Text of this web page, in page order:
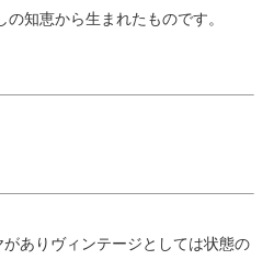
知恵から生まれたものです。
ありヴィンテージとしては状態の